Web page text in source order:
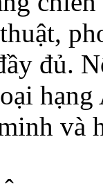
đủ.
hạng
và